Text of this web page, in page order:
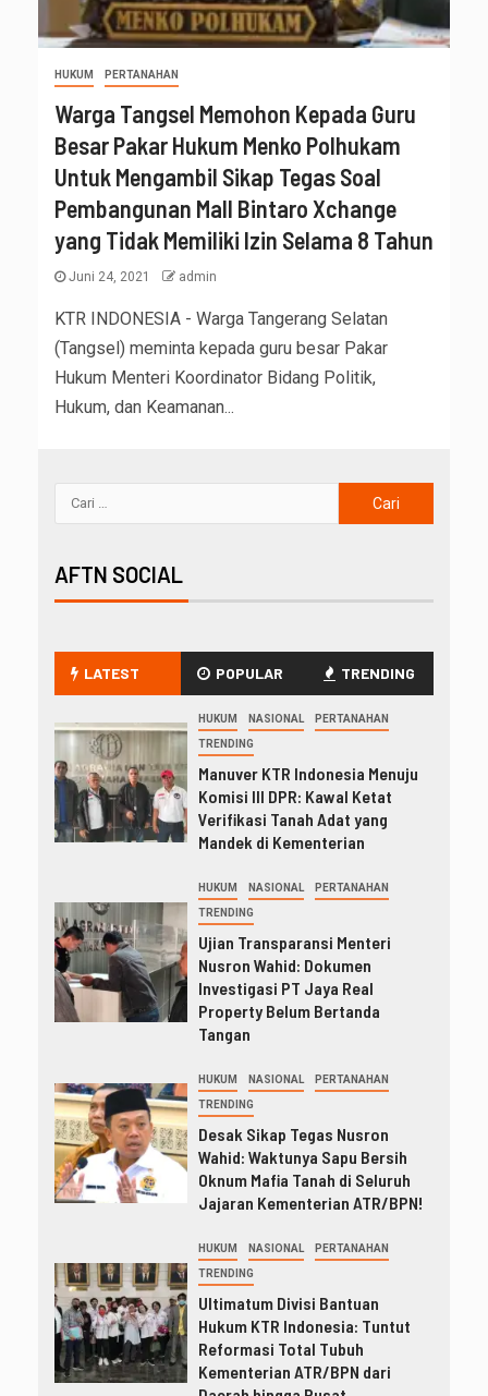
HUKUM PERTANAHAN
Warga Tangsel Memohon Kepada Guru
Besar Pakar Hukum Menko Polhukam
Untuk Mengambil Sikap Tegas Soal
Pembangunan Mall Bintaro Xchange
yang Tidak Memiliki Izin Selama 8 Tahun
Juni 24, 2021 admin
KTR INDONESIA - Warga Tangerang Selatan
(Tangsel) meminta kepada guru besar Pakar
Hukum Menteri Koordinator Bidang Politik,
Hukum, dan Keamanan...
AFTN SOCIAL
LATEST POPULAR TRENDING
HUKUM NASIONAL PERTANAHAN
TRENDING
Manuver KTR Indonesia Menuju
Komisi III DPR: Kawal Ketat
Verifikasi Tanah Adat yang
Mandek di Kementerian
HUKUM NASIONAL PERTANAHAN
TRENDING
Ujian Transparansi Menteri
Nusron Wahid: Dokumen
Investigasi PT Jaya Real
Property Belum Bertanda
Tangan
HUKUM NASIONAL PERTANAHAN
TRENDING
Desak Sikap Tegas Nusron
Wahid: Waktunya Sapu Bersih
Oknum Mafia Tanah di Seluruh
Jajaran Kementerian ATR/BPN!
HUKUM NASIONAL PERTANAHAN
TRENDING
Ultimatum Divisi Bantuan
Hukum KTR Indonesia: Tuntut
Reformasi Total Tubuh
Kementerian ATR/BPN dari